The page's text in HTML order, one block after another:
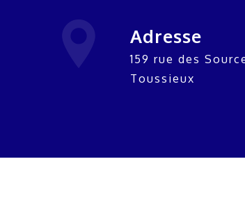
Adresse
159 rue des Sources, 01600
Toussieux